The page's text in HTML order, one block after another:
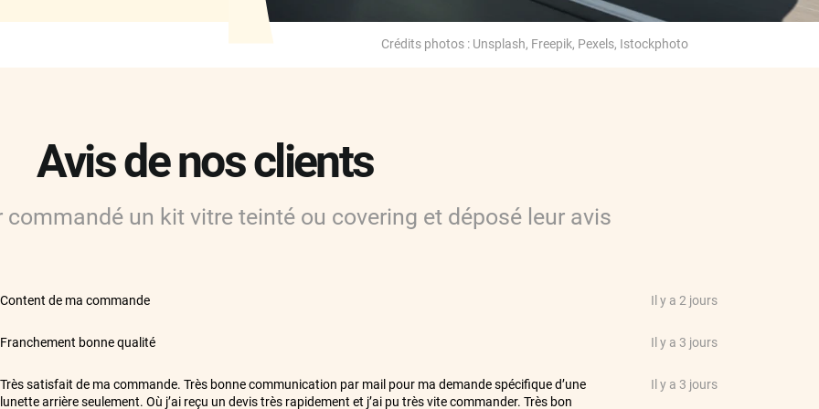
Crédits photos : Unsplash, Freepik, Pexels, Istockphoto
Avis de nos clients
commandé un kit vitre teinté ou covering et déposé leur avis
Content de ma commande Il y a 2 jours
Franchement bonne qualité Il y a 3 jours
Très satisfait de ma commande. Très bonne communication par mail pour ma demande spécifique d’une
lunette arrière seulement. Où j’ai reçu un devis très rapidement et j’ai pu très vite commander. Très bon
Il y a 3 jours